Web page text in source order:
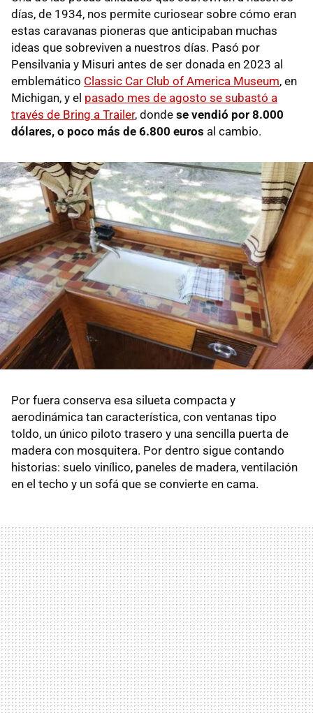
días, de 1934, nos permite curiosear sobre cómo eran
estas caravanas pioneras que anticipaban muchas
ideas que sobreviven a nuestros días. Pasó por
Pensilvania y Misuri antes de ser donada en 2023 al
emblemático Classic Car Club of America Museum, en
Michigan, y el pasado mes de agosto se subastó a
través de Bring a Trailer, donde se vendió por 8.000
dólares, o poco más de 6.800 euros al cambio.
Por fuera conserva esa silueta compacta y
aerodinámica tan característica, con ventanas tipo
toldo, un único piloto trasero y una sencilla puerta de
madera con mosquitera. Por dentro sigue contando
historias: suelo vinílico, paneles de madera, ventilación
en el techo y un sofá que se convierte en cama.